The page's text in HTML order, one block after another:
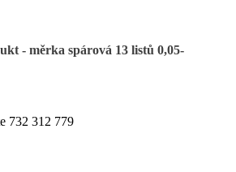
- měrka spárová 13 listů 0,05-
732 312 779